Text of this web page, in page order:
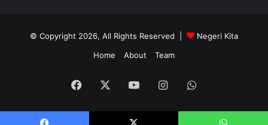
© Copyright 2026, All Rights Reserved |
Negeri Kita
Home
About Team
Facebook YouTubeInstagramWhatsApp